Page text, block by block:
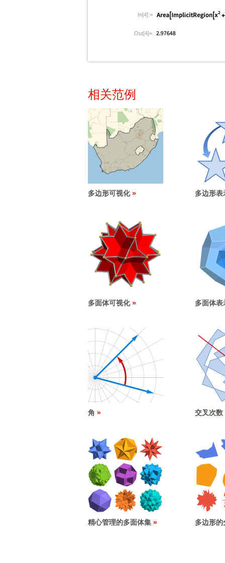
In[4]:=
Out[4]=
相关范例
多边形可视化 多边形表
多面体可视化 多面体表
角 交叉次数
精心管理的多面体集 多边形的